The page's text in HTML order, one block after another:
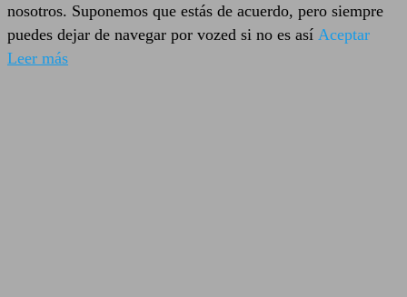
nosotros. Suponemos que estás de acuerdo, pero siempre
puedes dejar de navegar por vozed si no es así Aceptar
Leer más